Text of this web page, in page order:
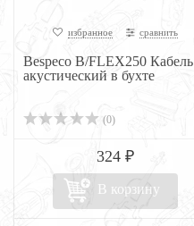
избранное сравнить
Bespeco B/FLEX250 Кабель
акустический в бухте
(0)
324 ₽
В корзину